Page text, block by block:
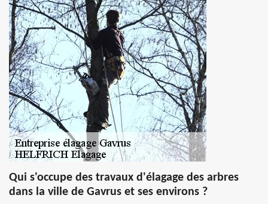
Qui s'occupe des travaux d'élagage des arbres
dans la ville de Gavrus et ses environs ?